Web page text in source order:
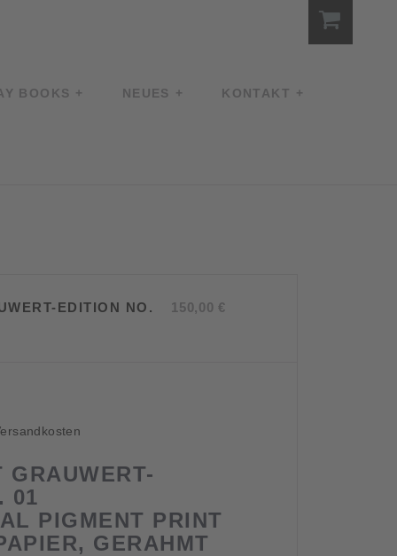
BOOKS NEUES KONTAKT
EDITION NO.
150,00 €
GRAUWERT-
01
PIGMENT PRINT
GERAHMT